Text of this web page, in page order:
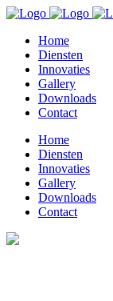
Home
Diensten
Innovaties
Gallery
Downloads
Contact
Home
Diensten
Innovaties
Gallery
Downloads
Contact